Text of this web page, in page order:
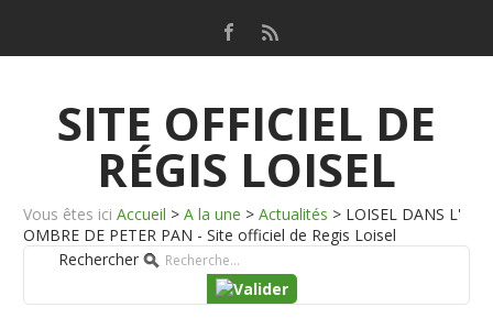
SITE OFFICIEL DE
RÉGIS LOISEL
Vous êtes ici Accueil > A la une > Actualités > LOISEL DANS L'
OMBRE DE PETER PAN - Site officiel de Regis Loisel
Rechercher